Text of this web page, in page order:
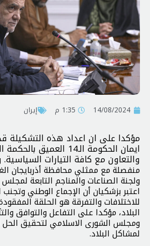
14/08/2024 1:35 م إيران
مؤكدا على ان اعداد هذه التشكيلة
ايمان الحكومة الـ14
والتعاون مع كافة التيارات السياسية.
منفصلة مع ممثلي محافظة أذربايجان
ولجنة الصناعات والمناجم التابعة
اعتبر بزشكيان أن الإجماع الوطني
للاختلافات والتفرقة هو الحلقة
البلاد، مؤكدا على التفاعل والتوافق
ومجلس الشورى الاسلامي لتحقيق الحل
لمشاكل البلاد.